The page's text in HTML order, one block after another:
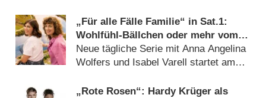
„Für alle Fälle Familie“ in Sat.1:
Wohlfühl-Bällchen oder mehr vom
selben? – Review
Neue tägliche Serie mit Anna Angelina
Wolfers und Isabel Varell startet am
„Rote Rosen“: Hardy Krüger als